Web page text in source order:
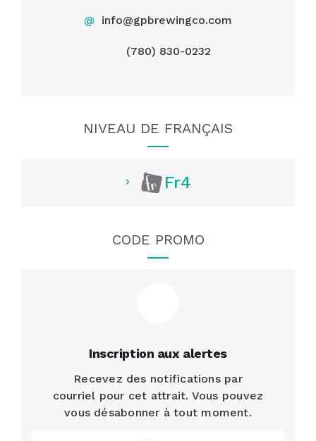
@ info@gpbrewingco.com
(780) 830-0232
NIVEAU DE FRANÇAIS
Fr4
CODE PROMO
Inscription aux alertes
Recevez des notifications par
courriel pour cet attrait. Vous pouvez
vous désabonner à tout moment.